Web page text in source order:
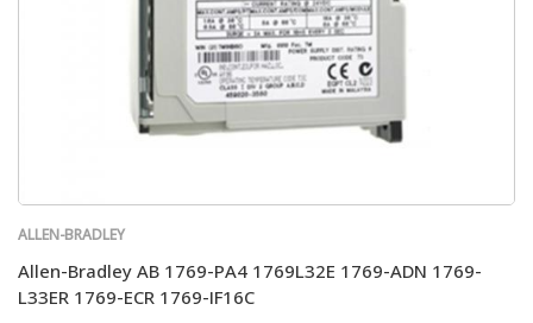
ALLEN-BRADLEY
Allen-Bradley AB 1769-PA4 1769L32E 1769-ADN 1769-
L33ER 1769-ECR 1769-IF16C